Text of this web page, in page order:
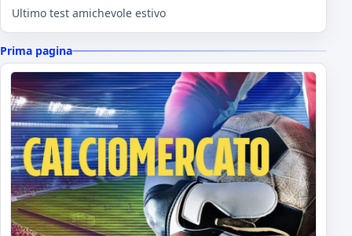
Ultimo test amichevole estivo
Prima pagina